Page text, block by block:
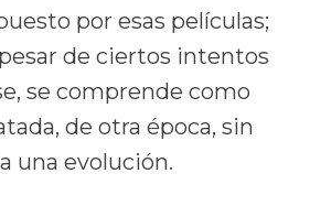
por esas películas;
de ciertos intentos
se comprende como
de otra época, sin
una evolución.